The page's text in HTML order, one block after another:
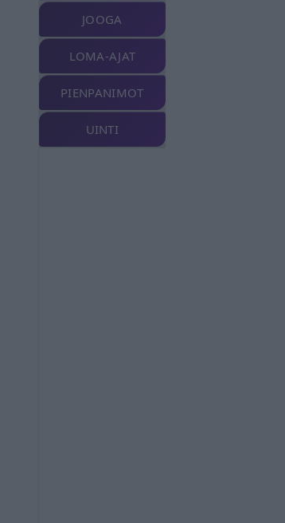
JOOGA
LOMA-AJAT
PIENPANIMOT
UINTI